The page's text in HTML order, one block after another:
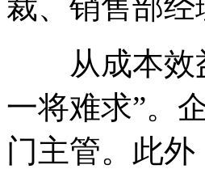
从成本效益
一将难求”。
门主管。此